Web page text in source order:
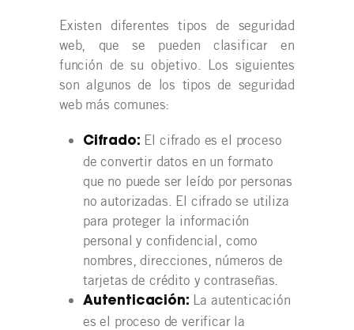
Existen diferentes tipos de seguridad
web, que se pueden clasificar en
función de su objetivo. Los siguientes
son algunos de los tipos de seguridad
web más comunes:
Cifrado: El cifrado es el proceso
de convertir datos en un formato
que no puede ser leído por personas
no autorizadas. El cifrado se utiliza
para proteger la información
personal y confidencial, como
nombres, direcciones, números de
tarjetas de crédito y contraseñas.
Autenticación: La autenticación
es el proceso de verificar la